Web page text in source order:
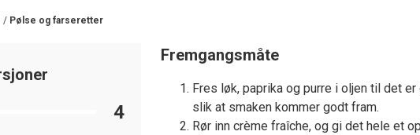
/ Pølse og farseretter
4
Fremgangsmåte
Fres løk, paprika og purre i oljen til det
slik at smaken kommer godt fram.
Rør inn crème fraîche, og gi det hele et